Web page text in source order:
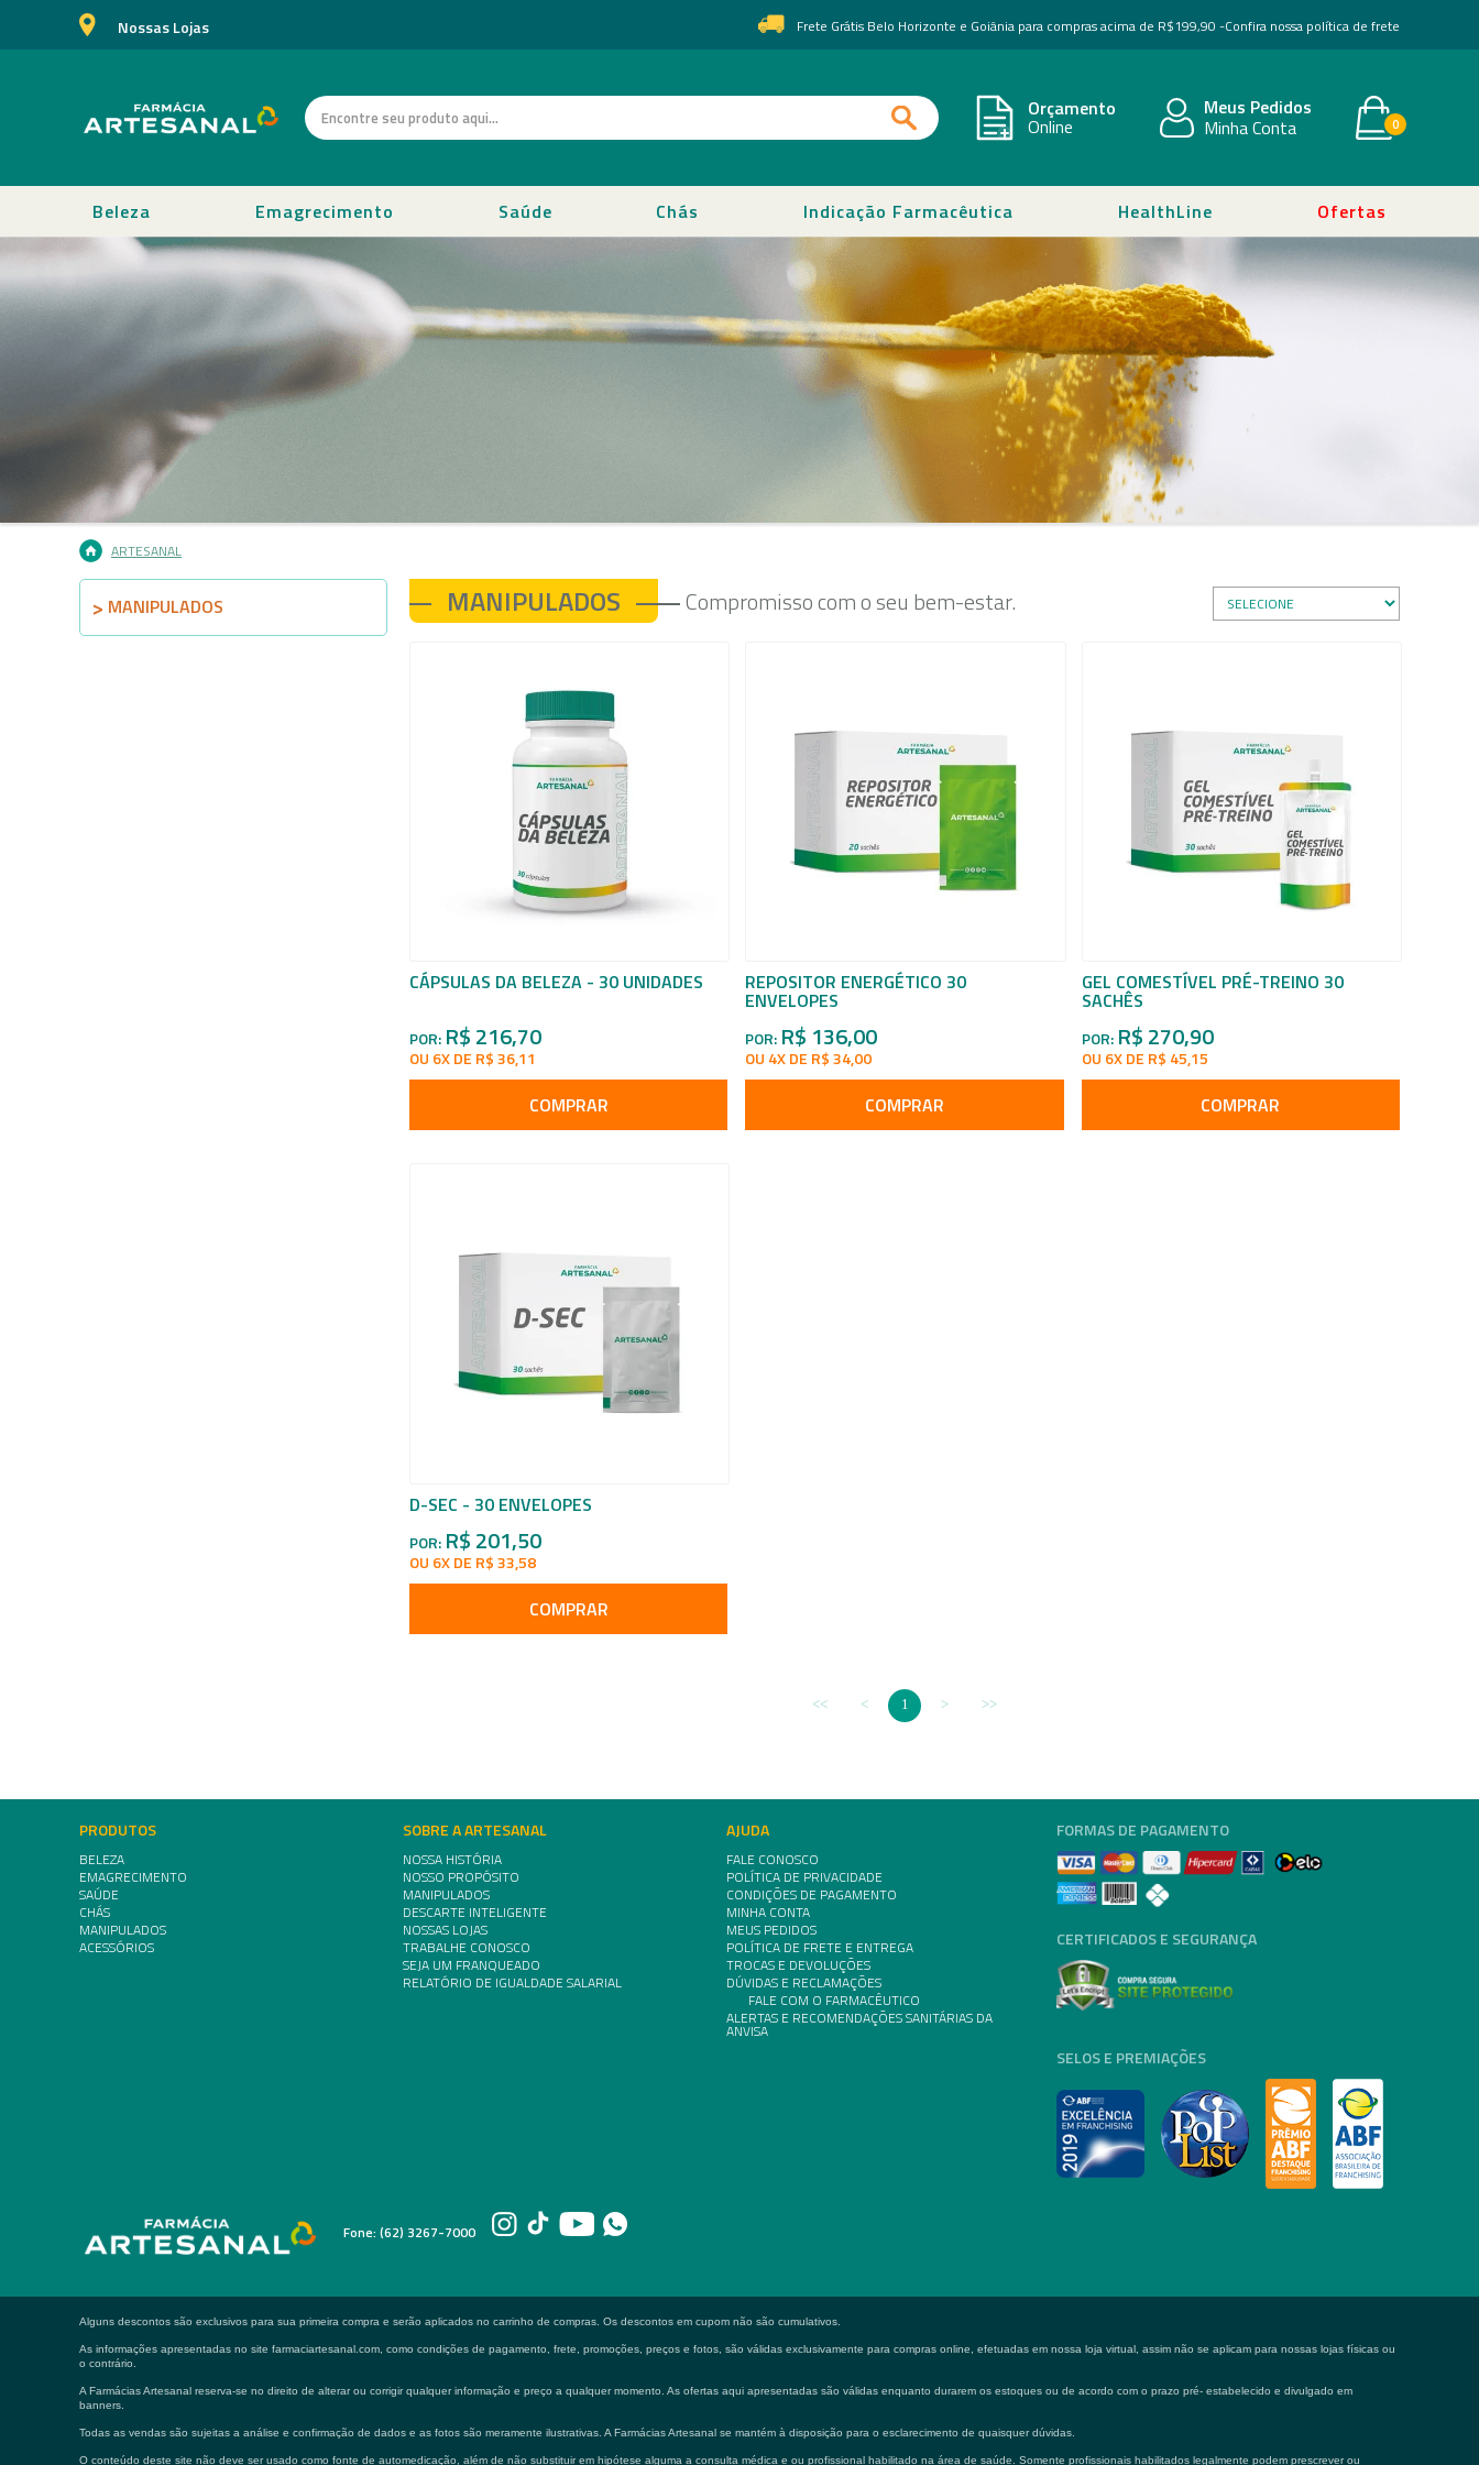
Nossas Lojas Frete Grátis Belo Horizonte e Goiânia para compras acima de R$199,90 -Confira nossa política de frete
Orçamento
Online
Meus Pedidos
Minha Conta 0
Beleza Emagrecimento Saúde Chás Indicação Farmacêutica HealthLine Ofertas
ARTESANAL
MANIPULADOS MANIPULADOS Compromisso com o seu bem-estar.
CÁPSULAS DA BELEZA - 30 UNIDADES
POR: R$ 216,70
OU 6X DE R$ 36,11
COMPRAR
REPOSITOR ENERGÉTICO 30
ENVELOPES
POR: R$ 136,00
OU 4X DE R$ 34,00
COMPRAR
GEL COMESTÍVEL PRÉ-TREINO 30
SACHÊS
POR: R$ 270,90
OU 6X DE R$ 45,15
COMPRAR
D-SEC - 30 ENVELOPES
POR: R$ 201,50
OU 6X DE R$ 33,58
COMPRAR
1
PRODUTOS
BELEZA
EMAGRECIMENTO
SAÚDE
CHÁS
MANIPULADOS
ACESSÓRIOS
SOBRE A ARTESANAL
NOSSA HISTÓRIA
NOSSO PROPÓSITO
MANIPULADOS
DESCARTE INTELIGENTE
NOSSAS LOJAS
TRABALHE CONOSCO
SEJA UM FRANQUEADO
RELATÓRIO DE IGUALDADE SALARIAL
AJUDA
FALE CONOSCO
POLÍTICA DE PRIVACIDADE
CONDIÇÕES DE PAGAMENTO
MINHA CONTA
MEUS PEDIDOS
POLÍTICA DE FRETE E ENTREGA
TROCAS E DEVOLUÇÕES
DÚVIDAS E RECLAMAÇÕES
FALE COM O FARMACÊUTICO
ALERTAS E RECOMENDAÇÕES SANITÁRIAS DA
ANVISA
Fone: (62) 3267-7000
FORMAS DE PAGAMENTO
CERTIFICADOS E SEGURANÇA
SELOS E PREMIAÇÕES
Alguns descontos são exclusivos para sua primeira compra e serão aplicados no carrinho de compras. Os descontos em cupom não são cumulativos.
As informações apresentadas no site farmaciartesanal.com, como condições de pagamento, frete, promoções, preços e fotos, são válidas exclusivamente para compras online, efetuadas em nossa loja virtual, assim não se aplicam para nossas lojas físicas ou
o contrário.
A Farmácias Artesanal reserva-se no direito de alterar ou corrigir qualquer informação e preço a qualquer momento. As ofertas aqui apresentadas são válidas enquanto durarem os estoques ou de acordo com o prazo pré- estabelecido e divulgado em
banners.
Todas as vendas são sujeitas a análise e confirmação de dados e as fotos são meramente ilustrativas. A Farmácias Artesanal se mantém à disposição para o esclarecimento de quaisquer dúvidas.
O conteúdo deste site não deve ser usado como fonte de automedicação, além de não substituir em hipótese alguma a consulta médica e ou profissional habilitado na área de saúde. Somente profissionais habilitados legalmente podem prescrever ou